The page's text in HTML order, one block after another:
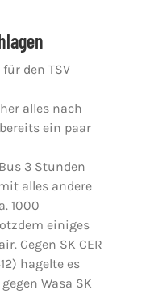
den TSV
alles nach
ein paar
3 Stunden
alles andere
1000
einiges
Gegen SK CER
hagelte es
Wasa SK